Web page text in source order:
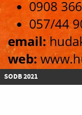
SODB 2021